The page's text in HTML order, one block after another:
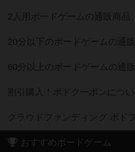
2人用ボードゲームの通販商品
20分以下のボードゲームの通
60分以上のボードゲームの通
割引購入！ボドクーポンについ
クラウドファンディング ボド
おすすめボードゲーム